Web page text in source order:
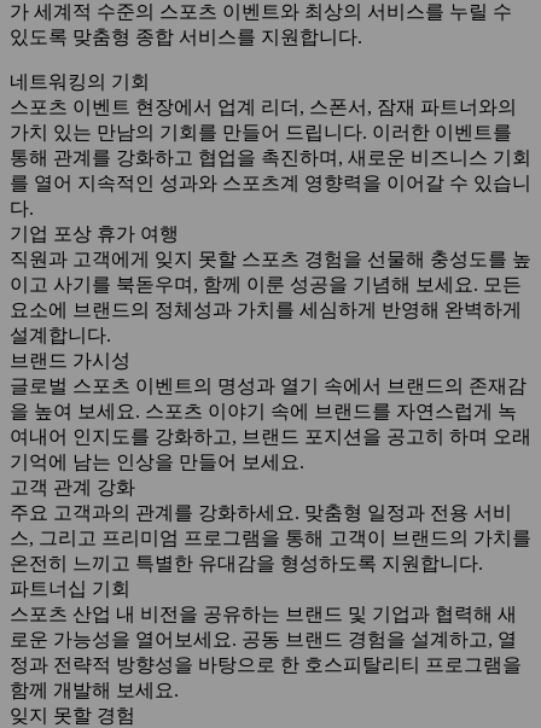
가 세계적 수준의 스포츠 이벤트와 최상의 서비스를 누릴 수
있도록 맞춤형 종합 서비스를 지원합니다.
네트워킹의 기회
스포츠 이벤트 현장에서 업계 리더, 스폰서, 잠재 파트너와의
가치 있는 만남의 기회를 만들어 드립니다. 이러한 이벤트를
통해 관계를 강화하고 협업을 촉진하며, 새로운 비즈니스 기회
를 열어 지속적인 성과와 스포츠계 영향력을 이어갈 수 있습니
다.
기업 포상 휴가 여행
직원과 고객에게 잊지 못할 스포츠 경험을 선물해 충성도를 높
이고 사기를 북돋우며, 함께 이룬 성공을 기념해 보세요. 모든
요소에 브랜드의 정체성과 가치를 세심하게 반영해 완벽하게
설계합니다.
브랜드 가시성
글로벌 스포츠 이벤트의 명성과 열기 속에서 브랜드의 존재감
을 높여 보세요. 스포츠 이야기 속에 브랜드를 자연스럽게 녹
여내어 인지도를 강화하고, 브랜드 포지션을 공고히 하며 오래
기억에 남는 인상을 만들어 보세요.
고객 관계 강화
주요 고객과의 관계를 강화하세요. 맞춤형 일정과 전용 서비
스, 그리고 프리미엄 프로그램을 통해 고객이 브랜드의 가치를
온전히 느끼고 특별한 유대감을 형성하도록 지원합니다.
파트너십 기회
스포츠 산업 내 비전을 공유하는 브랜드 및 기업과 협력해 새
로운 가능성을 열어보세요. 공동 브랜드 경험을 설계하고, 열
정과 전략적 방향성을 바탕으로 한 호스피탈리티 프로그램을
함께 개발해 보세요.
잊지 못할 경험